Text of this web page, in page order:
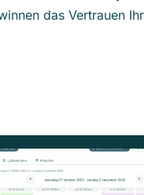
das Vertrauen